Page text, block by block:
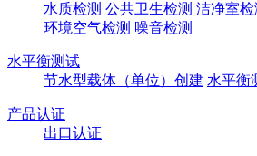
水质检测 公共卫生检测 洁净室检
环境空气检测 噪音检测
水平衡测试
节水型载体（单位）创建 水平衡
产品认证
出口认证